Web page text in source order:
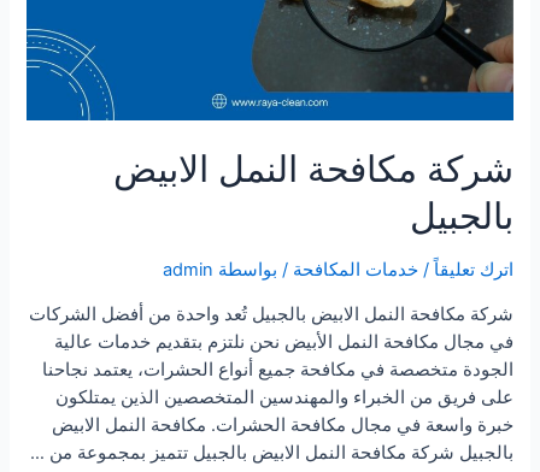
شركة مكافحة النمل الابيض
بالجبيل
اترك تعليقاً /خدمات المكافحة / بواسطة admin
شركة مكافحة النمل الابيض بالجبيل تُعد واحدة من أفضل الشركات
في مجال مكافحة النمل الأبيض نحن نلتزم بتقديم خدمات عالية
الجودة متخصصة في مكافحة جميع أنواع الحشرات، يعتمد نجاحنا
على فريق من الخبراء والمهندسين المتخصصين الذين يمتلكون
خبرة واسعة في مجال مكافحة الحشرات. مكافحة النمل الابيض
بالجبيل شركة مكافحة النمل الابيض بالجبيل تتميز بمجموعة من …